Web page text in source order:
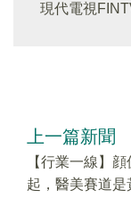
現代電視
上一篇新聞
【行業一線】
起，醫美賽道是